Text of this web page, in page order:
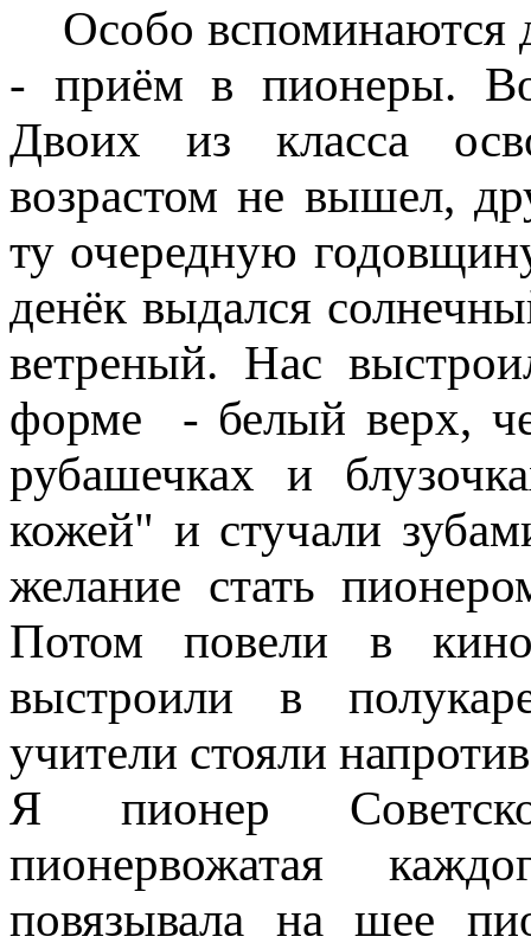
Особо вспоминаются
- приём в пионеры.
Двоих из класса
возрастом не вышел,
ту очередную
денёк выдался
ветреный. Нас
форме - белый верх,
рубашечках и
кожей" и стучали
желание стать
Потом повели в
выстроили в
учители стояли
Я пионер
пионервожатая
повязывала на шее